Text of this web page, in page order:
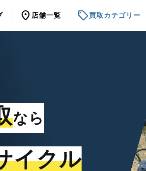
location_on 店舗一覧 sell買取カテゴリー
なら
イクル